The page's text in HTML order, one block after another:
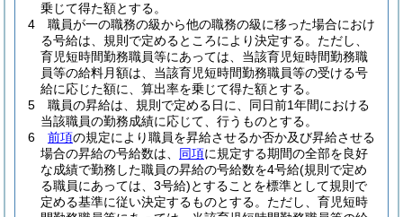
乗じて得た額とする。
4
職員が一の職務の級から他の職務の級に移った場合におけ
る号給は、規則で定めるところにより決定する。 ただし、
育児短時間勤務職員等にあっては、当該育児短時間勤務職
員等の給料月額は、当該育児短時間勤務職員等の受ける号
給に応じた額に、算出率を乗じて得た額とする。
5
職員の昇給は、規則で定める日に、同日前1年間における
当該職員の勤務成績に応じて、行うものとする。
6
前項の規定により職員を昇給させるか否か及び昇給させる
場合の昇給の号給数は、 同項に規定する期間の全部を良好
な成績で勤務した職員の昇給の号給数を4号給(規則で定め
る職員にあっては、3号給)とすることを標準として規則で
定める基準に従い決定するものとする。 ただし、育児短時